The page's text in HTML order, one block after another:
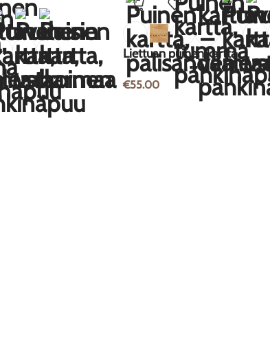
Liettuan puinen kartta
€55.00